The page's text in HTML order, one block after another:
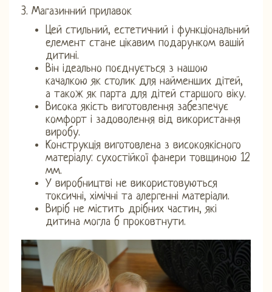
3. Магазинний прилавок
Цей стильний, естетичний і функціональний
елемент стане цікавим подарунком вашій
дитині.
Він ідеально поєднується з нашою
качалкою як столик для найменших дітей,
а також як парта для дітей старшого віку.
Висока якість виготовлення забезпечує
комфорт і задоволення від використання
виробу.
Конструкція виготовлена ​​з високоякісного
матеріалу: сухостійкої фанери товщиною 12
мм.
У виробництві не використовуються
токсичні, хімічні та алергенні матеріали.
Виріб не містить дрібних частин, які
дитина могла б проковтнути.